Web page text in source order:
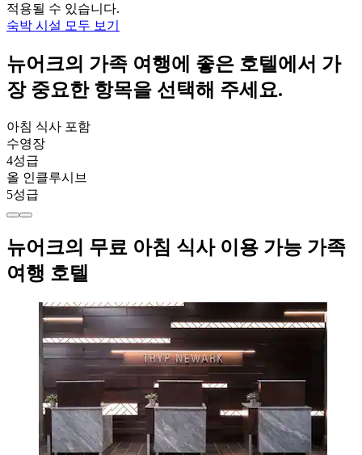
적용될 수 있습니다.
숙박 시설 모두 보기
뉴어크의 가족 여행에 좋은 호텔에서 가
장 중요한 항목을 선택해 주세요.
아침 식사 포함
수영장
4성급
올 인클루시브
5성급
뉴어크의 무료 아침 식사 이용 가능 가족
여행 호텔